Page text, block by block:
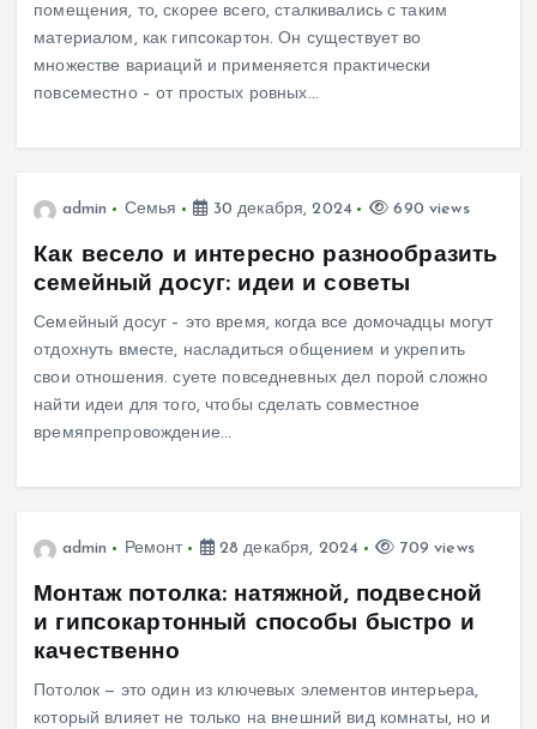
помещения, то, скорее всего, сталкивались с таким
материалом, как гипсокартон. Он существует во
множестве вариаций и применяется практически
повсеместно – от простых ровных…
admin Семья 30 декабря, 2024 690 views
Как весело и интересно разнообразить
семейный досуг: идеи и советы
Семейный досуг – это время, когда все домочадцы могут
отдохнуть вместе, насладиться общением и укрепить
свои отношения. суете повседневных дел порой сложно
найти идеи для того, чтобы сделать совместное
времяпрепровождение…
admin Ремонт 28 декабря, 2024 709 views
Монтаж потолка: натяжной, подвесной
и гипсокартонный способы быстро и
качественно
Потолок — это один из ключевых элементов интерьера,
который влияет не только на внешний вид комнаты, но и